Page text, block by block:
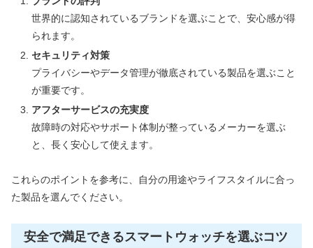
世界的に認知されているブランドを選ぶことで、安心感が得
られます。
セキュリティ対策
プライバシーやデータ管理が徹底されている製品を選ぶこと
が重要です。
アフターサービスの充実度
故障時の対応やサポート体制が整っているメーカーを選ぶ
と、長く安心して使えます。
これらのポイントを参考に、自分の用途やライフスタイルに合っ
た製品を選んでください。
安全で満足できるスマートウォッチを選ぶコツ